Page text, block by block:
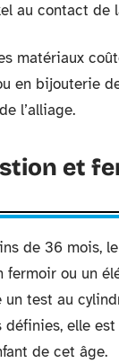
au contact de
matériaux
en bijouterie
l’alliage.
et
de 36 mois,
fermoir ou un
test au
définies, elle
de cet âge.